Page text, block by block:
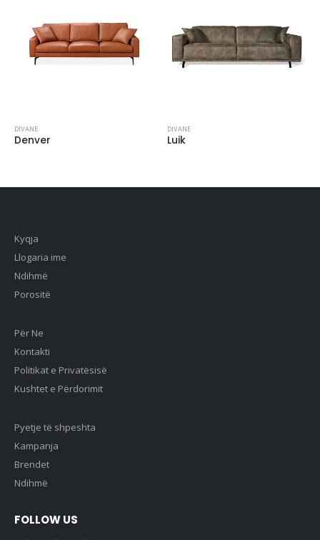
DIVANE
Denver
DIVANE
Luik
Kyqja
Llogaria ime
Ndihmë
Porositë
Për Ne
Kontakti
Politikat e Privatësisë
Kushtet e Përdorimit
Pyetje të shpeshta
Kampanja
Brendet
Ndihmë
FOLLOW US